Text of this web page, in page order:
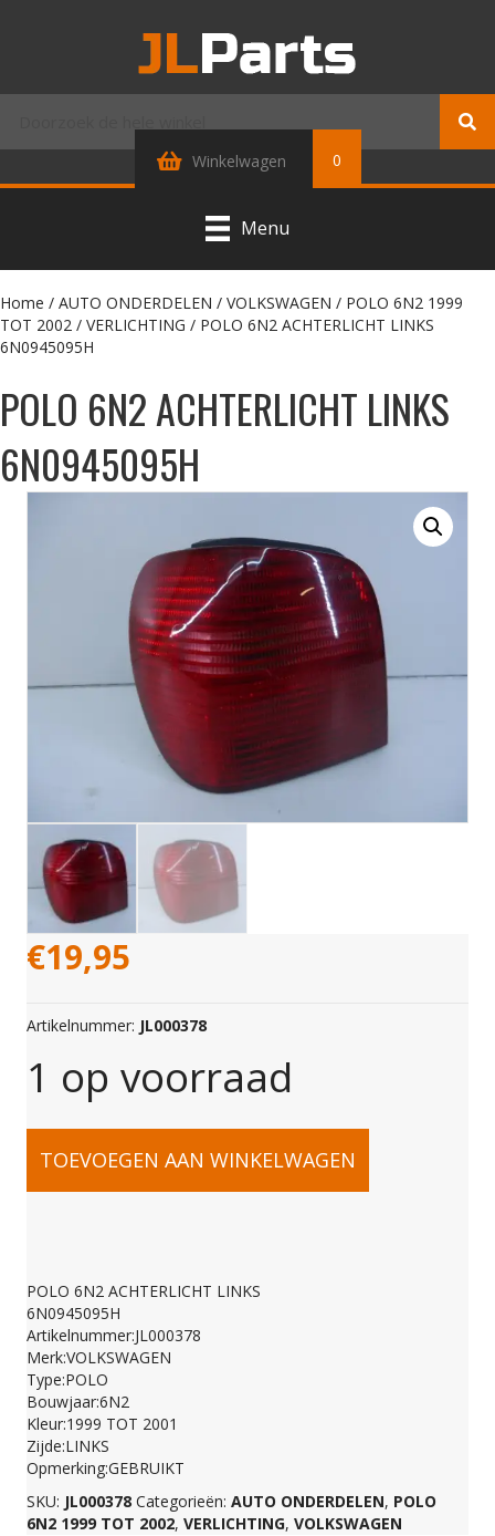
Winkelwagen 0
Menu
Home / AUTO ONDERDELEN / VOLKSWAGEN / POLO 6N2 1999
TOT 2002 / VERLICHTING / POLO 6N2 ACHTERLICHT LINKS
6N0945095H
POLO 6N2 ACHTERLICHT LINKS
6N0945095H
€19,95
Artikelnummer: JL000378
1 op voorraad
POLO
ACHTERLICHT
LINKS
6N0945095H
aantal
TOEVOEGEN AAN WINKELWAGEN
POLO 6N2 ACHTERLICHT LINKS
6N0945095H
Artikelnummer:JL000378
Merk:VOLKSWAGEN
Type:POLO
Bouwjaar:6N2
Kleur:1999 TOT 2001
Zijde:LINKS
Opmerking:GEBRUIKT
SKU: JL000378 Categorieën: AUTO ONDERDELEN, POLO
6N2 1999 TOT 2002, VERLICHTING, VOLKSWAGEN